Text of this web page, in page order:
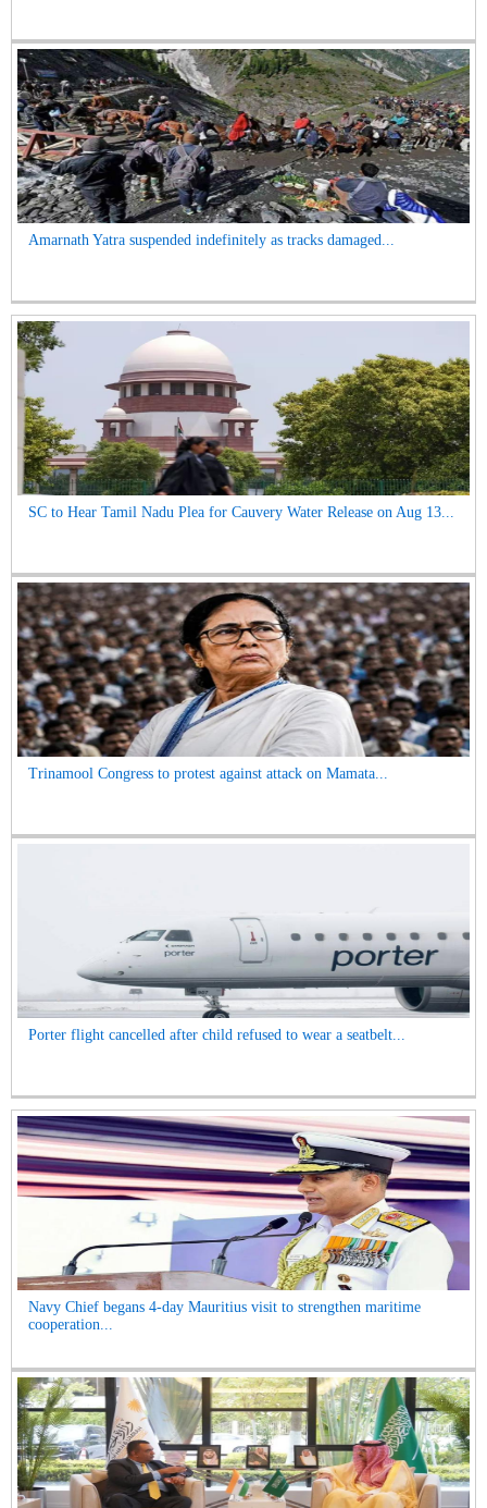
Amarnath Yatra suspended indefinitely as tracks damaged...
SC to Hear Tamil Nadu Plea for Cauvery Water Release on Aug 13...
Trinamool Congress to protest against attack on Mamata...
Porter flight cancelled after child refused to wear a seatbelt...
Navy Chief begans 4-day Mauritius visit to strengthen maritime
cooperation...